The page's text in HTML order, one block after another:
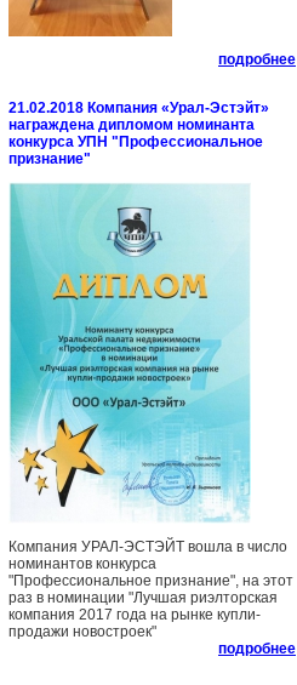
подробнее
21.02.2018 Компания «Урал-Эстэйт»
награждена дипломом номинанта
конкурса УПН "Профессиональное
признание"
Компания УРАЛ-ЭСТЭЙТ вошла в число
номинантов конкурса
"Профессиональное признание", на этот
раз в номинации "Лучшая риэлторская
компания 2017 года на рынке купли-
продажи новостроек"
подробнее